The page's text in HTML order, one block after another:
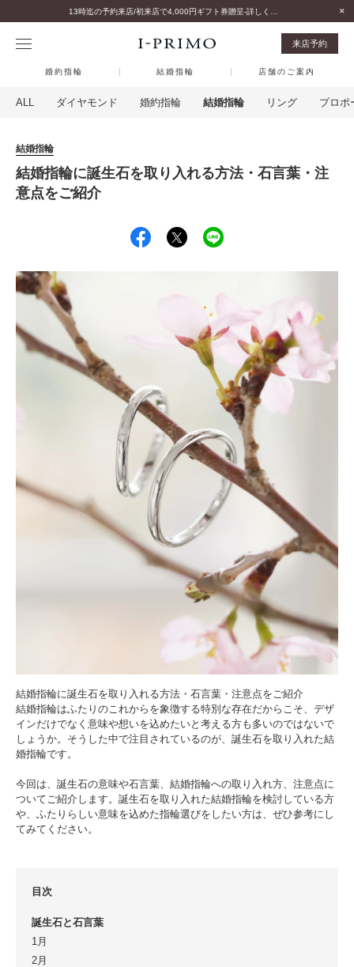
来店予約
婚約指輪 結婚指輪 店舗のご案内
ALL ダイヤモンド 婚約指輪 結婚指輪 リング プロポ
結婚指輪
結婚指輪に誕生石を取り入れる方法・石言葉・注
意点をご紹介
結婚指輪に誕生石を取り入れる方法・石言葉・注意点をご紹介
結婚指輪はふたりのこれからを象徴する特別な存在だからこそ、デザ
インだけでなく意味や想いを込めたいと考える方も多いのではないで
しょうか。そうした中で注目されているのが、誕生石を取り入れた結
婚指輪です。
今回は、誕生石の意味や石言葉、結婚指輪への取り入れ方、注意点に
ついてご紹介します。誕生石を取り入れた結婚指輪を検討している方
や、ふたりらしい意味を込めた指輪選びをしたい方は、ぜひ参考にし
てみてください。
目次
誕生石と石言葉
1月
2月